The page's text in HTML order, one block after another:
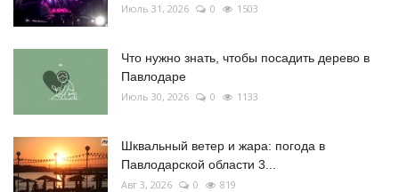
Июль 31, 2026 0 1503
Что нужно знать, чтобы посадить дерево в
Павлодаре
Июль 30, 2026 0 1133
Шквальный ветер и жара: погода в
Павлодарской области 3...
Авг 3, 2026 0 819